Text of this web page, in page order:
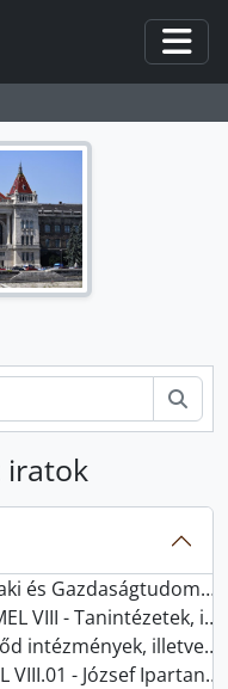
iratok
Egyetem Levéltárának iratanyaga, 1846-
intézmények, 1846-
illetve a központi hivatal iratai, -
- József Ipartanoda, 1846 - 1850